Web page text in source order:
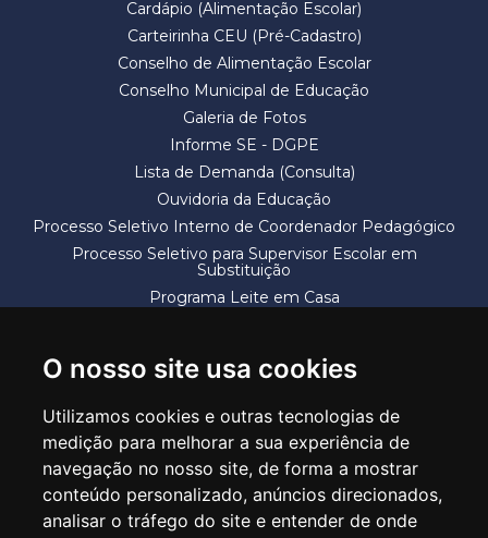
O nosso site usa cookies
Utilizamos cookies e outras tecnologias de
medição para melhorar a sua experiência de
navegação no nosso site, de forma a mostrar
conteúdo personalizado, anúncios direcionados,
analisar o tráfego do site e entender de onde
Cardápio (Alimentação Escolar)
Carteirinha CEU (Pré-Cadastro)
Conselho de Alimentação Escolar
Conselho Municipal de Educação
Galeria de Fotos
Informe SE - DGPE
Lista de Demanda (Consulta)
Ouvidoria da Educação
Processo Seletivo Interno de Coordenador Pedagógico
Processo Seletivo para Supervisor Escolar em
Substituição
Programa Leite em Casa
SECRETARIA DE EDUCAÇÃO
Rua Claudino Barbosa, 313 - Macedo - Guarulhos/SP CEP 07113-040